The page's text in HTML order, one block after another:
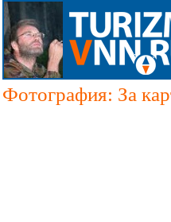
Фотография: За